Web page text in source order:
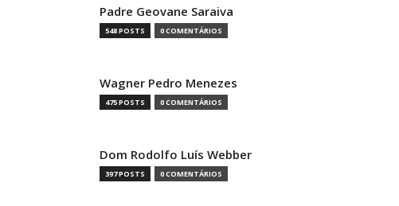
Padre Geovane Saraiva
548 POSTS 0 COMENTÁRIOS
Wagner Pedro Menezes
475 POSTS 0 COMENTÁRIOS
Dom Rodolfo Luís Webber
397 POSTS 0 COMENTÁRIOS